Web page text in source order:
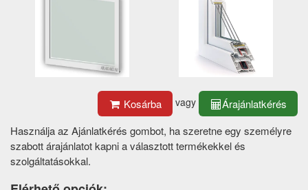
Kosárba vagy
Árajánlatkérés
Használja az Ajánlatkérés gombot, ha szeretne egy személyre
szabott árajánlatot kapni a választott termékekkel és
szolgáltatásokkal.